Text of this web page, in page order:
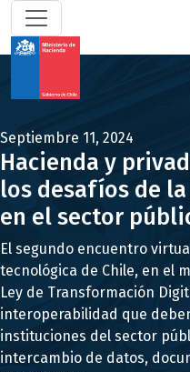
Septiembre 11, 2024
Hacienda y
los desafíos de
en el sector
El segundo encuentro
tecnológica de Chile, en el
Ley de Transformación
interoperabilidad que
instituciones del sector
intercambio de datos,